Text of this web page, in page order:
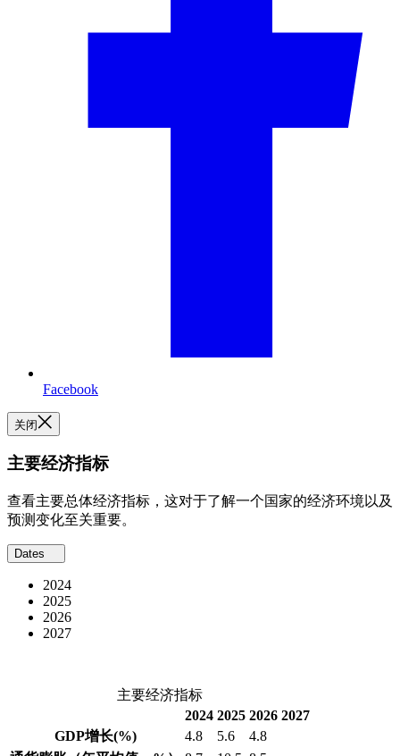
Facebook
关闭
主要经济指标
查看主要总体经济指标，这对于了解一个国家的经济环境以及
预测变化至关重要。
Dates
2024
2025
2026
2027
主要经济指标
2024 2025 2026 2027
GDP增长(%) 4.8 5.6
4.8